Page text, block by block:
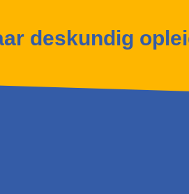
deskundig